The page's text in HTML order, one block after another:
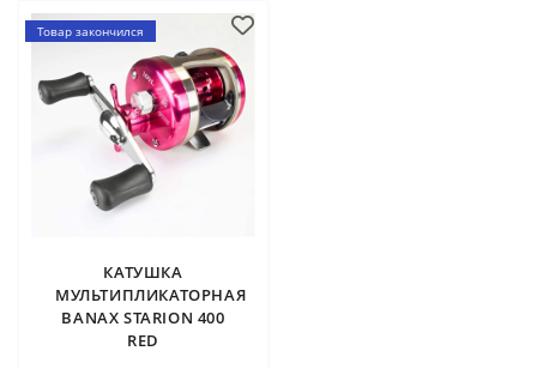
Товар закончился
КАТУШКА
МУЛЬТИПЛИКАТОРНАЯ
BANAX STARION 400
RED